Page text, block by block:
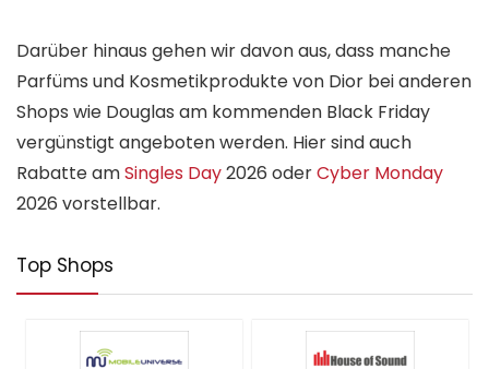
Darüber hinaus gehen wir davon aus, dass manche
Parfüms und Kosmetikprodukte von Dior bei anderen
Shops wie Douglas am kommenden Black Friday
vergünstigt angeboten werden. Hier sind auch
Rabatte amSingles Day2026 oderCyber Monday
2026 vorstellbar.
Top Shops